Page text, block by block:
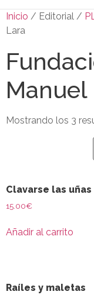
Inicio / Editorial /
Lara
Manuel
Mostrando los 3
Clavarse las uñas
15.00€
Añadir al carrito
Raíles y maletas